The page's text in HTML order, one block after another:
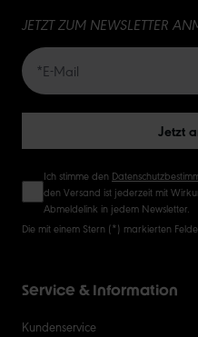
20
JETZT ZUM NEWSLETTER
Jetzt
Ich stimme den
den Versand ist jederzeit mit
Abmeldelink in jedem Newsletter.
Die mit einem Stern (*) markierten
Service & Information
Kundenservice